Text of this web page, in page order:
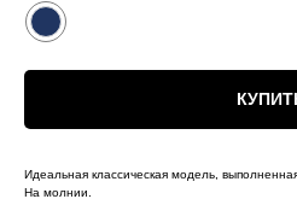
Идеальная классическая модель,
На молнии.